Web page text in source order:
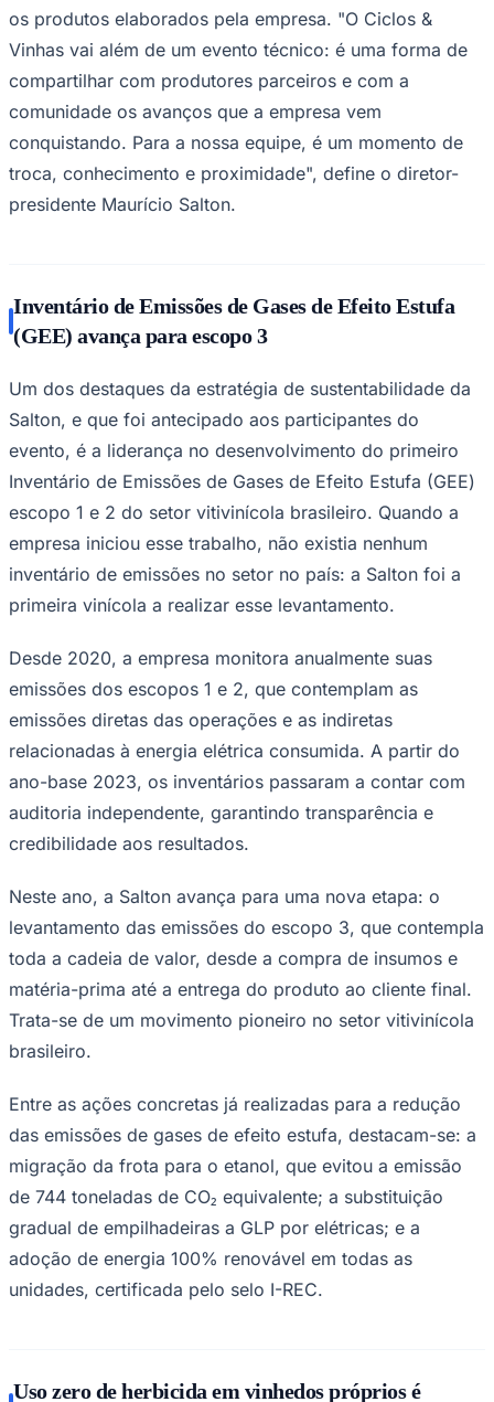
Juventude
os produtos elaborados pela empresa. "O Ciclos &
Vinhas vai além de um evento técnico: é uma forma de
compartilhar com produtores parceiros e com a
comunidade os avanços que a empresa vem
conquistando. Para a nossa equipe, é um momento de
troca, conhecimento e proximidade", define o diretor-
presidente Maurício Salton.
Inventário de Emissões de Gases de Efeito Estufa
(GEE) avança para escopo 3
Um dos destaques da estratégia de sustentabilidade da
Salton, e que foi antecipado aos participantes do
evento, é a liderança no desenvolvimento do primeiro
Inventário de Emissões de Gases de Efeito Estufa (GEE)
escopo 1 e 2 do setor vitivinícola brasileiro. Quando a
empresa iniciou esse trabalho, não existia nenhum
inventário de emissões no setor no país: a Salton foi a
primeira vinícola a realizar esse levantamento.
Desde 2020, a empresa monitora anualmente suas
emissões dos escopos 1 e 2, que contemplam as
emissões diretas das operações e as indiretas
relacionadas à energia elétrica consumida. A partir do
ano-base 2023, os inventários passaram a contar com
auditoria independente, garantindo transparência e
credibilidade aos resultados.
Neste ano, a Salton avança para uma nova etapa: o
levantamento das emissões do escopo 3, que contempla
toda a cadeia de valor, desde a compra de insumos e
matéria-prima até a entrega do produto ao cliente final.
Trata-se de um movimento pioneiro no setor vitivinícola
brasileiro.
Entre as ações concretas já realizadas para a redução
das emissões de gases de efeito estufa, destacam-se: a
migração da frota para o etanol, que evitou a emissão
de 744 toneladas de CO₂ equivalente; a substituição
gradual de empilhadeiras a GLP por elétricas; e a
adoção de energia 100% renovável em todas as
unidades, certificada pelo selo I-REC.
Uso zero de herbicida em vinhedos próprios é